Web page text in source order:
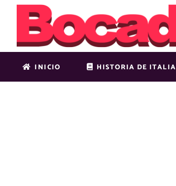
INICIO HISTORIA DE ITALIA